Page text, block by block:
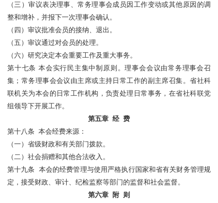
（三）审议表决理事、常务理事会成员因工作变动或其他原因的调
整和增补，并报下一次理事会确认。
（四）审议批准会员的接纳、退出。
（五）审议通过对会员的处理。
（六）研究决定本会重要工作及重大事务。
第十七条 本会实行民主集中制原则。理事会会议由常务理事会召
集；常务理事会会议由主席或主持日常工作的副主席召集。省社科
联机关为本会的日常工作机构，负责处理日常事务，在省社科联党
组领导下开展工作。
第五章 经 费
第十八条 本会经费来源：
（一）省级财政和有关部门拨款。
（二）社会捐赠和其他合法收入。
第十九条 本会的经费管理与使用严格执行国家和省有关财务管理规
定，接受财政、审计、纪检监察等部门的监督和社会监督。
第六章 附 则